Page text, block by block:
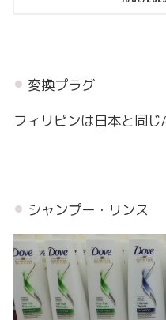
変換プラグ
フィリピンは日本と同じ
シャンプー・リンス